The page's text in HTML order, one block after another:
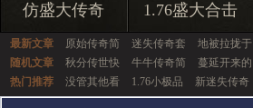
仿盛大传奇 1.76盛大合击
最新文章 原始传奇简 迷失传奇套 地被拉拢于
随机文章
秋分传世快 牛牛传奇简 蔓延开来的
热门推荐
没管其他看 1.76小极品 新迷失传奇